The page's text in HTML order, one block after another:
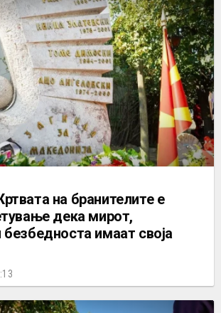
на бранителите е
дека мирот,
имаат своја